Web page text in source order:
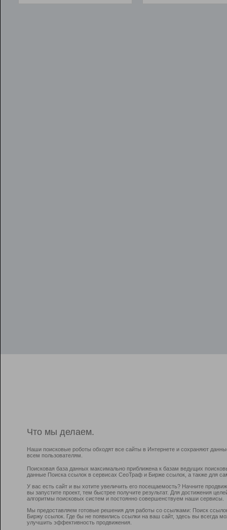
Что мы делаем.
Наши поисковые роботы обходят все сайты в Интернете и сохраняют
всем пользователям.
Поисковая база данных максимально приближена к базам ведущих
данные Поиска ссылок в сервисах СеоТраф и Бирже ссылок, а также для
У вас есть сайт и вы хотите увеличить его посещаемость? Начните
вы запустите проект, тем быстрее получите результат. Для достижения
алгоритмы поисковых систем и постоянно совершенствуем наши сервисы.
Мы предоставляем готовые решения для работы со ссылками: Поиск
Биржу ссылок. Где бы не появились ссылки на ваш сайт, здесь вы всегда
улучшить эффективность продвижения.